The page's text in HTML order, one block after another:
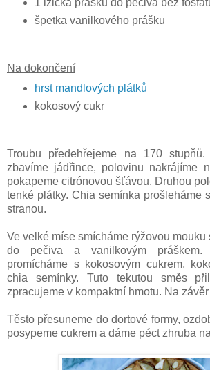
1 lžička prášku do pečiva bez
špetka vanilkového prášku
Na dokončení
hrst mandlových plátků
kokosový cukr
Troubu předehřejeme na 170 stupňů.
zbavíme jádřince, polovinu nakrájíme
pokapeme citrónovou šťávou. Druhou
tenké plátky. Chia semínka prošleháme
stranou.
Ve velké míse smícháme rýžovou mouku
do pečiva a vanilkovým práškem.
promícháme s kokosovým cukrem,
chia semínky. Tuto tekutou směs
zpracujeme v kompaktní hmotu. Na
Těsto přesuneme do dortové formy,
posypeme cukrem a dáme péct zhruba